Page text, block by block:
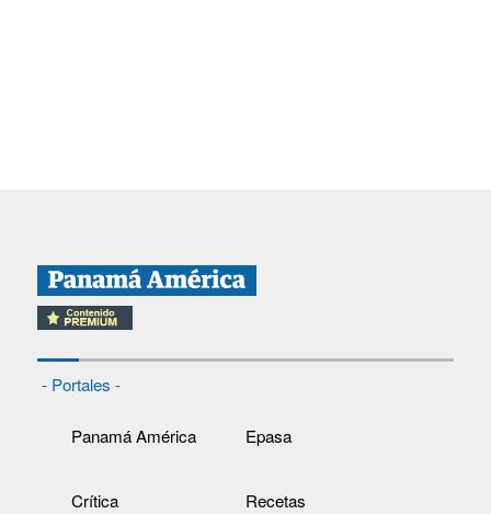
- Portales -
Panamá América Epasa
Crítica Recetas